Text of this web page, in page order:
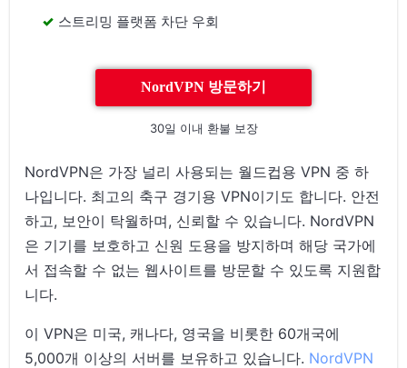
스트리밍 플랫폼 차단 우회
NordVPN 방문하기
30일 이내 환불 보장
NordVPN은 가장 널리 사용되는 월드컵용 VPN 중 하
나입니다. 최고의 축구 경기용 VPN이기도 합니다. 안전
하고, 보안이 탁월하며, 신뢰할 수 있습니다. NordVPN
은 기기를 보호하고 신원 도용을 방지하며 해당 국가에
서 접속할 수 없는 웹사이트를 방문할 수 있도록 지원합
니다.
이 VPN은 미국, 캐나다, 영국을 비롯한 60개국에
5,000개 이상의 서버를 보유하고 있습니다. NordVPN